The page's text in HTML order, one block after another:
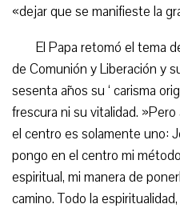
«dejar que se manifieste la
El Papa retomó el tema
de Comunión y Liberación y
sesenta años su ‘ carisma
frescura ni su vitalidad.
el centro es solamente uno:
pongo en el centro mi
espiritual, mi manera de
camino. Todo la